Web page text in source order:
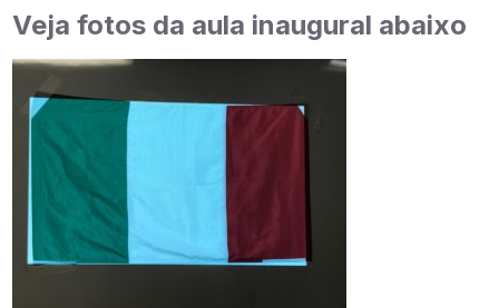
Veja fotos da aula inaugural abaixo